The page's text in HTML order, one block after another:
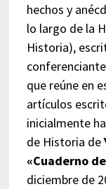
hechos y
lo largo de la
Historia),
que reúne en
artículos
inicialmente
de Historia de
«Cuaderno
diciembre de